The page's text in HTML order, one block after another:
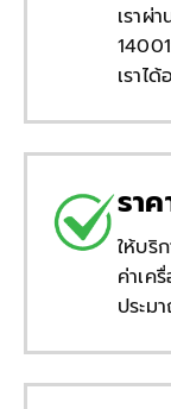
เราผ่
เราไ
รา
ให้บริ
ค่าเค
ประม